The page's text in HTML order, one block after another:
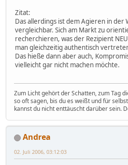
Zitat:
Das allerdings ist dem Agieren in der
vergleichbar. Sich am Markt zu
recherchieren, was der Rezipient
man gleichzeitig authentisch
Das hieße dann aber auch,
vielleicht gar nicht machen möchte.
Zum Licht gehört der Schatten, zum Tag
so oft sagen, bis du es weißt und für
kannst du nicht enttäuscht darüber sein.
Andrea
02. Juli 2006, 03:12:03